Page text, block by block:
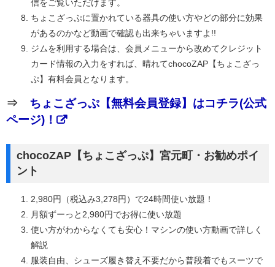
信をご覧いただけます。
ちょこざっぷに置かれている器具の使い方やどの部分に効果
があるのかなど動画で確認も出来ちゃいますよ!!
ジムを利用する場合は、会員メニューから改めてクレジット
カード情報の入力をすれば、晴れてchocoZAP【ちょこざっ
ぷ】有料会員となります。
⇒ ちょこざっぷ【無料会員登録】はコチラ(公式
ページ)！
chocoZAP【ちょこざっぷ】宮元町・お勧めポイ
ント
2,980円（税込み3,278円）で24時間使い放題！
月額ずーっと2,980円でお得に使い放題
使い方がわからなくても安心！マシンの使い方動画で詳しく
解説
服装自由、シューズ履き替え不要だから普段着でもスーツで